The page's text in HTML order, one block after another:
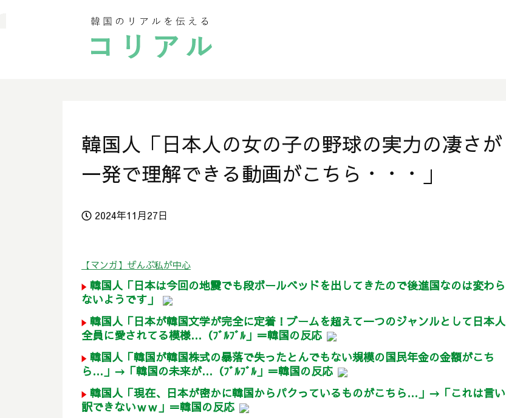
韓国人「日本人の女の子の野球の実力の凄さが
一発で理解できる動画がこちら・・・」
2024年11月27日
【マンガ】ぜんぶ私が中心
韓国人「日本は今回の地震でも段ボールベッドを出してきたので後進国なのは変わら
ないようです」
韓国人「日本が韓国文学が完全に定着！ブームを超えて一つのジャンルとして日本人
全員に愛されてる模様…（ﾌﾞﾙﾌﾞﾙ」＝韓国の反応
韓国人「韓国が韓国株式の暴落で失ったとんでもない規模の国民年金の金額がこち
ら…」→「韓国の未来が…（ﾌﾞﾙﾌﾞﾙ」＝韓国の反応
韓国人「現在、日本が密かに韓国からパクっているものがこちら…」→「これは言い
訳できないｗｗ」＝韓国の反応